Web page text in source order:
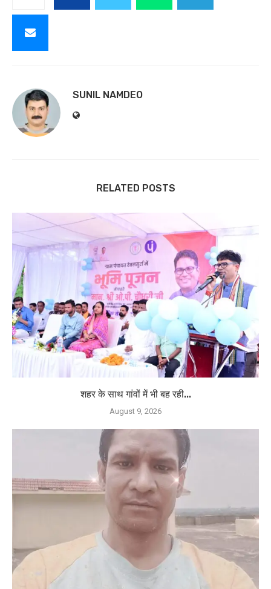
SUNIL NAMDEO
RELATED POSTS
शहर के साथ गांवों में भी बह रही...
August 9, 2026